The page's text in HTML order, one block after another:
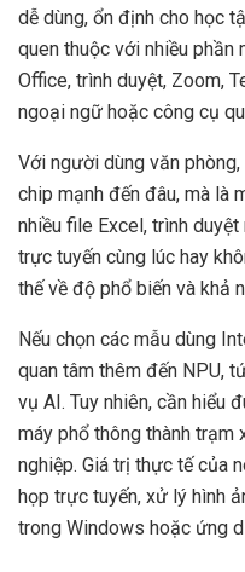
dễ dùng, ổn định cho học
quen thuộc với nhiều
Office, trình duyệt, Zoom,
ngoại ngữ hoặc công cụ
Với người dùng văn
chip mạnh đến đâu, mà là
nhiều file Excel, trình
trực tuyến cùng lúc hay
thế về độ phổ biến và khả
Nếu chọn các mẫu dùng
quan tâm thêm đến NPU,
vụ AI. Tuy nhiên, cần hiểu
máy phổ thông thành trạm
nghiệp. Giá trị thực tế của
họp trực tuyến, xử lý hình
trong Windows hoặc ứng